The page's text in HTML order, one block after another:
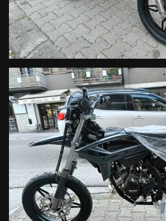
un sistema di sgancio rapido del filtro
manutenzione come le moto racing.
CICLISTICA
Nuovo telaio con geometria rivista,
maneggevolezza e agilità di guida.
Nuovo design: puro stile racing che
grandi. Tutto è nuovo: design del
plastiche (mascherina, convogliatori e
Telaietto posteriore in polimero
perfezione i vari componenti elettrici, la
in acciaio.
Un design organico e moderno da
Forcellone più lungo per una
migliore trazione.
Ammortizzatori rivisti nelle corse per